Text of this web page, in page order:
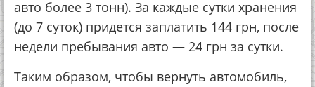
авто более 3 тонн). За каждые сутки хранения
(до 7 суток) придется заплатить 144 грн, после
недели пребывания авто — 24 грн за сутки.
Таким образом, чтобы вернуть автомобиль,